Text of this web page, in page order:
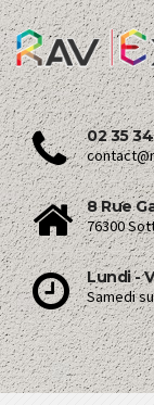
02 35
8 Rue
76300
Lundi -
Samedi